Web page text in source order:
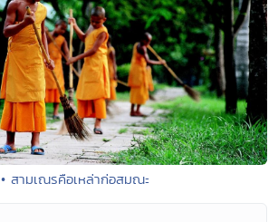
• สามเณรคือเหล่าก่อสมณะ